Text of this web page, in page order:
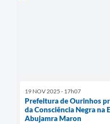
19 NOV 2025 - 17h07
Prefeitura de Ourinhos
da Consciência Negra na
Abujamra Maron